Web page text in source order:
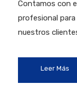
Contamos con
profesional
nuestros
Leer Más